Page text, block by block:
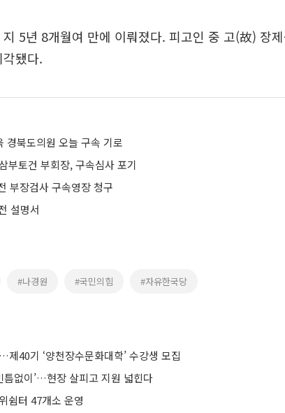
5년 8개월여 만에 이뤄졌다. 피고인 중 고(故) 장
됐다.
경북도의원 오늘 구속 기로
부토건 부회장, 구속심사 포기
부장검사 구속영장 청구
설명서
#나경원 #국민의힘 #자유한국당
40기 ‘양천장수문화대학’ 수강생 모집
틈없이’…현장 살피고 지원 넓힌다
쉼터 47개소 운영